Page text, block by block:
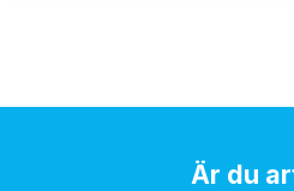
Är du